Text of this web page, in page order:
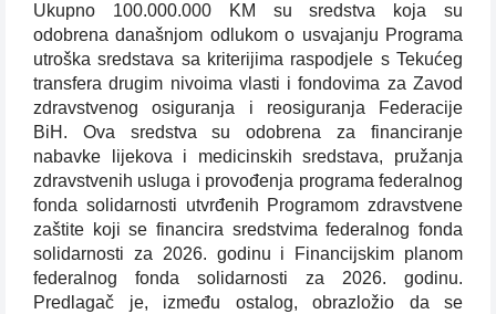
Ukupno 100.000.000 KM su sredstva koja su
odobrena današnjom odlukom o usvajanju Programa
utroška sredstava sa kriterijima raspodjele s Tekućeg
transfera drugim nivoima vlasti i fondovima za Zavod
zdravstvenog osiguranja i reosiguranja Federacije
BiH. Ova sredstva su odobrena za financiranje
nabavke lijekova i medicinskih sredstava, pružanja
zdravstvenih usluga i provođenja programa federalnog
fonda solidarnosti utvrđenih Programom zdravstvene
zaštite koji se financira sredstvima federalnog fonda
solidarnosti za 2026. godinu i Financijskim planom
federalnog fonda solidarnosti za 2026. godinu.
Predlagač je, između ostalog, obrazložio da se